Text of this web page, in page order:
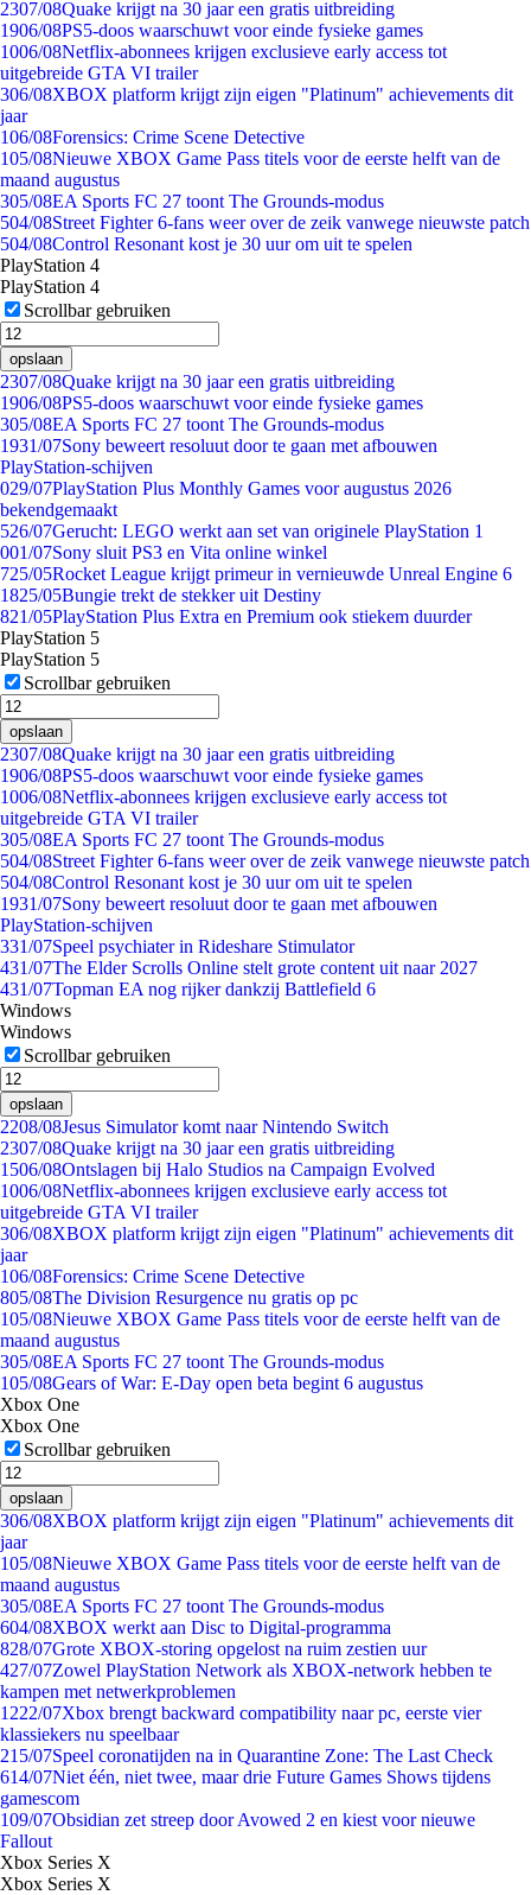
2307/08Quake krijgt na 30 jaar een gratis uitbreiding
1906/08PS5-doos waarschuwt voor einde fysieke games
1006/08Netflix-abonnees krijgen exclusieve early access tot
uitgebreide GTA VI trailer
306/08XBOX platform krijgt zijn eigen "Platinum" achievements dit
jaar
106/08Forensics: Crime Scene Detective
105/08Nieuwe XBOX Game Pass titels voor de eerste helft van de
maand augustus
305/08EA Sports FC 27 toont The Grounds-modus
504/08Street Fighter 6-fans weer over de zeik vanwege nieuwste patch
504/08Control Resonant kost je 30 uur om uit te spelen
PlayStation 4
PlayStation 4
Scrollbar gebruiken
opslaan
2307/08Quake krijgt na 30 jaar een gratis uitbreiding
1906/08PS5-doos waarschuwt voor einde fysieke games
305/08EA Sports FC 27 toont The Grounds-modus
1931/07Sony beweert resoluut door te gaan met afbouwen
PlayStation-schijven
029/07PlayStation Plus Monthly Games voor augustus 2026
bekendgemaakt
526/07Gerucht: LEGO werkt aan set van originele PlayStation 1
001/07Sony sluit PS3 en Vita online winkel
725/05Rocket League krijgt primeur in vernieuwde Unreal Engine 6
1825/05Bungie trekt de stekker uit Destiny
821/05PlayStation Plus Extra en Premium ook stiekem duurder
PlayStation 5
PlayStation 5
Scrollbar gebruiken
opslaan
2307/08Quake krijgt na 30 jaar een gratis uitbreiding
1906/08PS5-doos waarschuwt voor einde fysieke games
1006/08Netflix-abonnees krijgen exclusieve early access tot
uitgebreide GTA VI trailer
305/08EA Sports FC 27 toont The Grounds-modus
504/08Street Fighter 6-fans weer over de zeik vanwege nieuwste patch
504/08Control Resonant kost je 30 uur om uit te spelen
1931/07Sony beweert resoluut door te gaan met afbouwen
PlayStation-schijven
331/07Speel psychiater in Rideshare Stimulator
431/07The Elder Scrolls Online stelt grote content uit naar 2027
431/07Topman EA nog rijker dankzij Battlefield 6
Windows
Windows
Scrollbar gebruiken
opslaan
2208/08Jesus Simulator komt naar Nintendo Switch
2307/08Quake krijgt na 30 jaar een gratis uitbreiding
1506/08Ontslagen bij Halo Studios na Campaign Evolved
1006/08Netflix-abonnees krijgen exclusieve early access tot
uitgebreide GTA VI trailer
306/08XBOX platform krijgt zijn eigen "Platinum" achievements dit
jaar
106/08Forensics: Crime Scene Detective
805/08The Division Resurgence nu gratis op pc
105/08Nieuwe XBOX Game Pass titels voor de eerste helft van de
maand augustus
305/08EA Sports FC 27 toont The Grounds-modus
105/08Gears of War: E-Day open beta begint 6 augustus
Xbox One
Xbox One
Scrollbar gebruiken
opslaan
306/08XBOX platform krijgt zijn eigen "Platinum" achievements dit
jaar
105/08Nieuwe XBOX Game Pass titels voor de eerste helft van de
maand augustus
305/08EA Sports FC 27 toont The Grounds-modus
604/08XBOX werkt aan Disc to Digital-programma
828/07Grote XBOX-storing opgelost na ruim zestien uur
427/07Zowel PlayStation Network als XBOX-network hebben te
kampen met netwerkproblemen
1222/07Xbox brengt backward compatibility naar pc, eerste vier
klassiekers nu speelbaar
215/07Speel coronatijden na in Quarantine Zone: The Last Check
614/07Niet één, niet twee, maar drie Future Games Shows tijdens
gamescom
109/07Obsidian zet streep door Avowed 2 en kiest voor nieuwe
Fallout
Xbox Series X
Xbox Series X